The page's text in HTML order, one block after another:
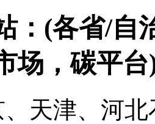
：(各省/自
场，碳平台
天津、河